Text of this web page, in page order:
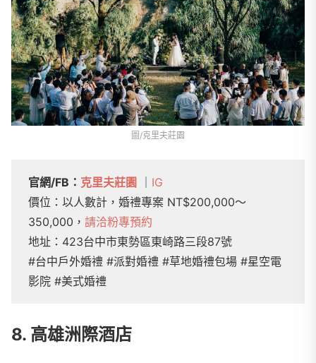
圖/克里夫莊園
官網/FB： 克里夫莊園
IG
價位：以人數計，婚禮專案 NT$200,000～
350,000， 請洽粉專預約
地址：423台中市東勢區東崎路三段87號
#台中戶外婚禮 #派對婚禮 #草地婚禮包場 #星空電
影院 #美式婚禮
8. 高雄洲際酒店